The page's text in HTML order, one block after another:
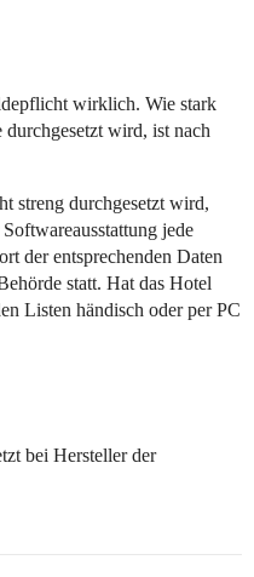
wirklich. Wie stark
wird, ist nach
streng durchgesetzt wird,
jede
der entsprechenden Daten
statt. Hat das Hotel
Listen händisch oder per PC
bei Hersteller der